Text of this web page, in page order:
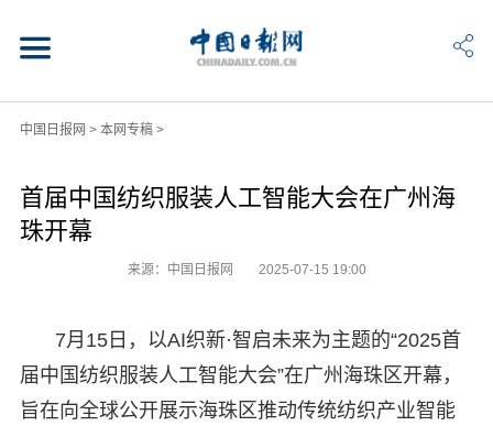
中国日报网 > 本网专稿>
首届中国纺织服装人工智能大会在广州海
珠开幕
来源：中国日报网 2025-07-15 19:00
7月15日，以AI织新·智启未来为主题的“2025首
届中国纺织服装人工智能大会”在广州海珠区开幕，
旨在向全球公开展示海珠区推动传统纺织产业智能